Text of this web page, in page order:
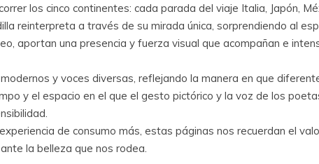
los cinco continentes: cada parada del viaje Italia, Japón,
reinterpreta a través de su mirada única, sorprendiendo al
aportan una presencia y fuerza visual que acompañan e
y voces diversas, reflejando la manera en que
y el espacio en el que el gesto pictórico y la voz de los
de consumo más, estas páginas nos recuerdan el
la belleza que nos rodea.